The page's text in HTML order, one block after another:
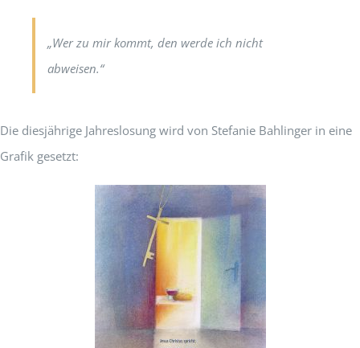
„Wer zu mir kommt, den werde ich nicht
abweisen.“
Die diesjährige Jahreslosung wird von Stefanie Bahlinger in eine
Grafik gesetzt: